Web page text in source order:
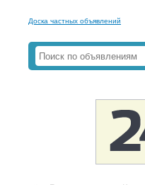
Доска частных объявлений